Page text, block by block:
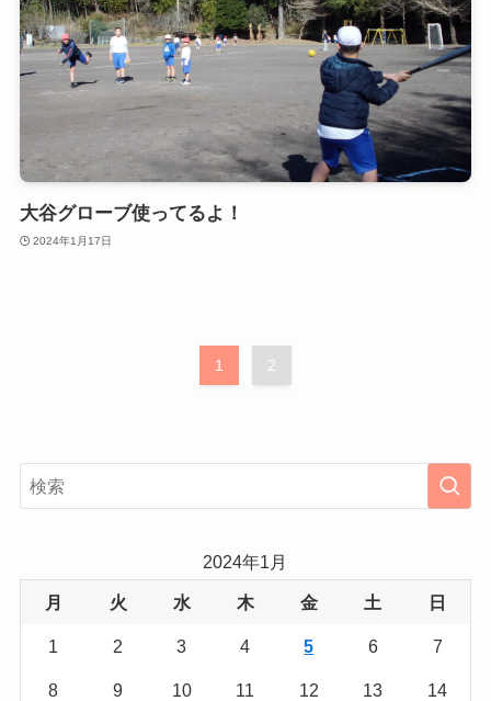
大谷グローブ使ってるよ！
2024年1月17日
1 2
2024年1月
月 火 水 木 金 土 日
1 2 3 4 5 6 7
8 9 10 11 12 13 14